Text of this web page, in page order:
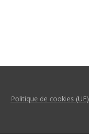
Politique de cookies (UE)